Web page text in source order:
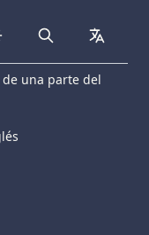
Search
una parte del